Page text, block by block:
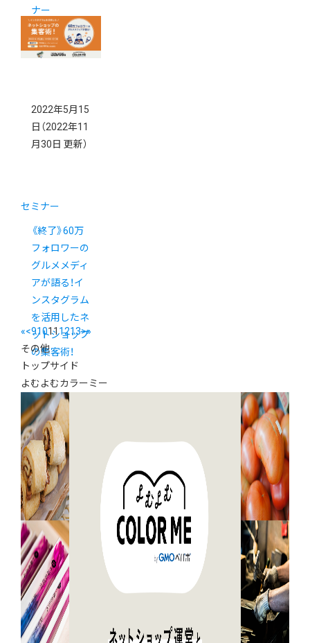
ナー
2022年5月15
日 （2022年11
月30日 更新）
セミナー
《終了》60万
フォロワーの
グルメメディ
アが語る！イ
ンスタグラム
を活用したネ
ットショップ
の集客術！
«<910111213>»
その他
トップサイド
よむよむカラーミー